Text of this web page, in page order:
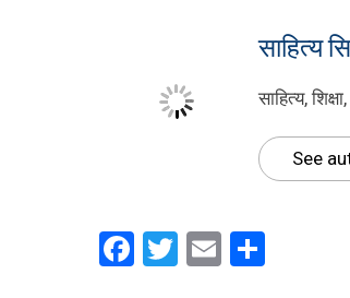
साहित्य
साहित्य,
See
Facebook
Twitter
Email